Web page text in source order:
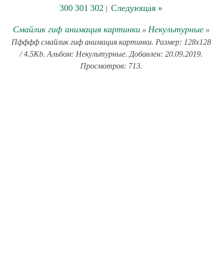
300 301 302 | Следующая »
Смайлик гиф анимация картинки» Некультурные»
Пфффф смайлик гиф анимация картинки. Размер: 128x128
/ 4.5Kb. Альбом: Некультурные. Добавлен: 20.09.2019.
Просмотров: 713.